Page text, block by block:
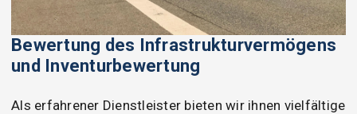
Bewertung des Infrastrukturvermögens
und Inventurbewertung
Als erfahrener Dienstleister bieten wir ihnen vielfältige